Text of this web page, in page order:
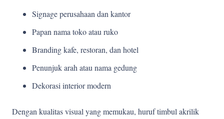
Signage perusahaan dan kantor
Papan nama toko atau ruko
Branding kafe, restoran, dan hotel
Penunjuk arah atau nama gedung
Dekorasi interior modern
Dengan kualitas visual yang memukau, huruf timbul akrilik